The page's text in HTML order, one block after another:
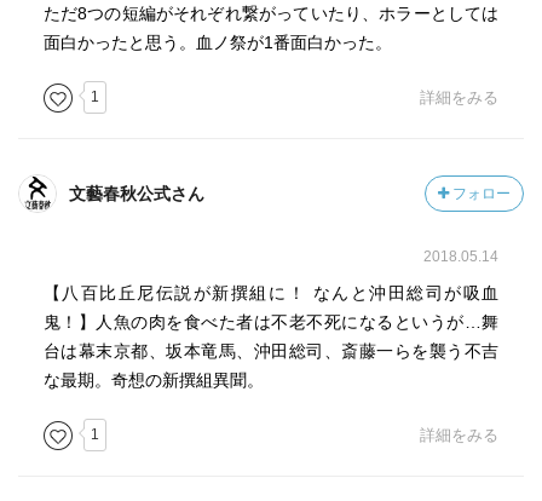
最後の「首ノ物語」で岡田以蔵のその後がようやく語られ
ているけれど。結局、不老はまだしも不死というのは必ず
寛のものは創作との境界が怪しいけれど、平山の隻眼、沖
く生かして土台にしてあることで、人魚の肉がもたらす突
拍子もない変化に説得力をもたせてあって良かった。新選
組についてある程度予備知識があるほうが「そうきた
か！」と面白がれるけど、知らなくても歴史伝奇ものとし
て楽しめると思う。
部分部分で「あーそう来たか！」「好きだなぁ」と思う所
評価
ただ8つの短編がそれぞれ繋がっていたり、ホラーとしては
面白かったと思う。血ノ祭が1番面白かった。
1 詳細をみる
文藝春秋公式さん フォロー
2018.05.14
【八百比丘尼伝説が新撰組に！ なんと沖田総司が吸血
鬼！】人魚の肉を食べた者は不老不死になるというが…舞
台は幕末京都、坂本竜馬、沖田総司、斎藤一らを襲う不吉
な最期。奇想の新撰組異聞。
1 詳細をみる